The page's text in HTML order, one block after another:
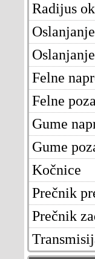
Radijus
Felne
Felne
Gume
Gume
Kočnice
Prečnik
Prečnik